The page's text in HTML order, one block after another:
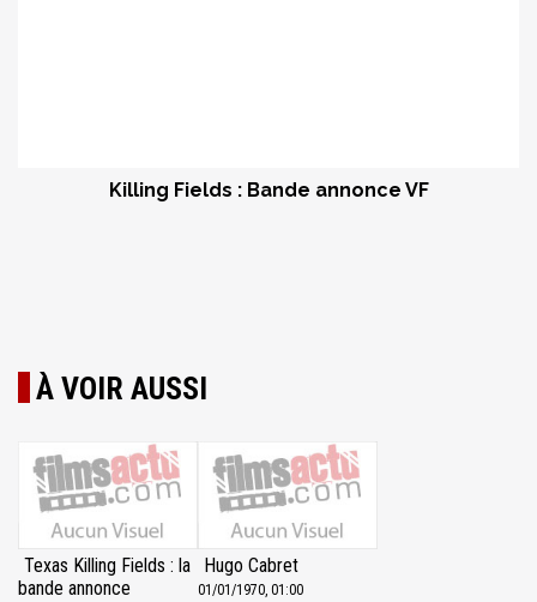
Killing Fields : Bande annonce VF
À VOIR AUSSI
Texas Killing Fields : la
bande annonce
Hugo Cabret
01/01/1970, 01:00